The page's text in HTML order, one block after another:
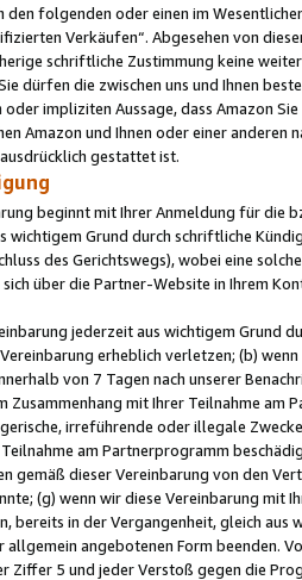
folgenden oder einen im
Verkäufen“. Abgesehen von
schriftliche Zustimmung keine
dürfen die zwischen uns und Ihnen
impliziten Aussage, dass Amazon
Amazon und Ihnen oder einer
gestattet ist.
beginnt mit Ihrer Anmeldung für die
wichtigem Grund durch schriftliche
des Gerichtswegs), wobei eine
über die Partner-Website in Ihrem
jederzeit aus wichtigem Grund
erheblich verletzen; (b)
von 7 Tagen nach unserer
Zusammenhang mit Ihrer Teilnahme am
irreführende oder illegale
am Partnerprogramm
gemäß dieser Vereinbarung von den
(g) wenn wir diese Vereinbarung mit
bereits in der Vergangenheit, gleich
angebotenen Form beenden.
Ziffer 5 und jeder Verstoß gegen die